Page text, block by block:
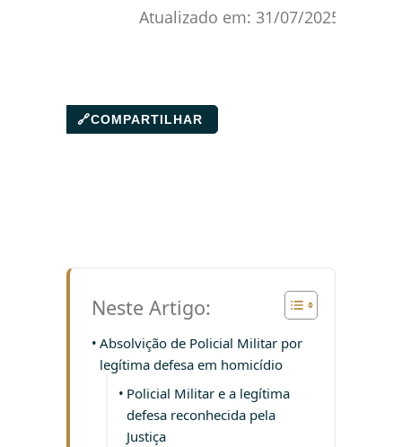
Atualizado em: 31/07/2025
🔗COMPARTILHAR
Neste Artigo:
Absolvição de Policial Militar por
legítima defesa em homicídio
Policial Militar e a legítima
defesa reconhecida pela
Justiça